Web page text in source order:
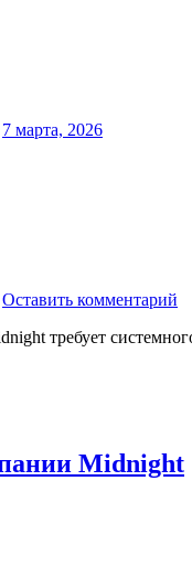
7 марта, 2026
Оставить комментарий
требует
Midnight